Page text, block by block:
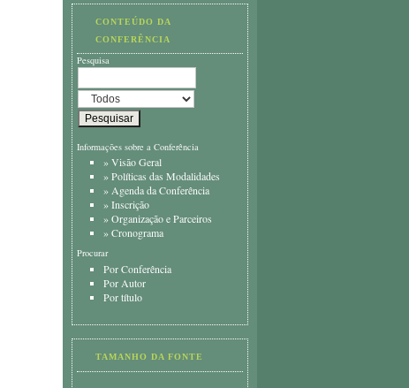
CONTEÚDO DA
CONFERÊNCIA
Pesquisa
Informações sobre a Conferência
»Visão Geral
»Políticas das Modalidades
»Agenda da Conferência
»Inscrição
»Organização e Parceiros
»Cronograma
Procurar
Por Conferência
Por Autor
Por título
TAMANHO DA FONTE